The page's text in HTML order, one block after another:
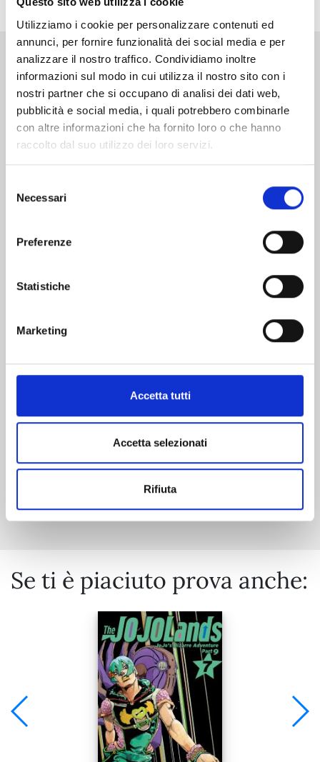
Utilizziamo i cookie per personalizzare contenuti ed
annunci, per fornire funzionalità dei social media e per
analizzare il nostro traffico. Condividiamo inoltre
informazioni sul modo in cui utilizza il nostro sito con i
nostri partner che si occupano di analisi dei dati web,
pubblicità e social media, i quali potrebbero combinarle
con altre informazioni che ha fornito loro o che hanno
raccolto dal suo utilizzo dei loro servizi.
delNecessari
Preferenze
Statistiche
Marketing
Accetta tutti
Accetta selezionati
Rifiuta
Altri volumi della serie
Mostra tutto
Se ti è piaciuto prova anche: